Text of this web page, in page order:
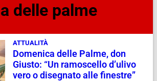
delle palme
ATTUALITÀ
Domenica delle Palme, don
Giusto: “Un ramoscello d’ulivo
vero o disegnato alle finestre”